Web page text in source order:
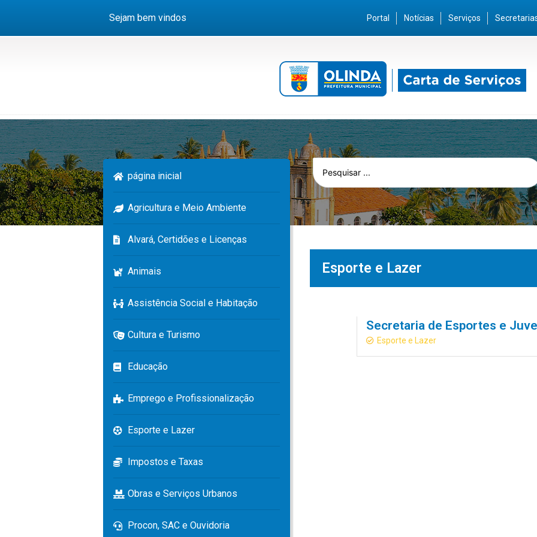
Sejam bem vindos Portal Notícias Serviços
página inicial
Agricultura e Meio Ambiente
Alvará, Certidões e Licenças
Animais
Assistência Social e Habitação
Cultura e Turismo
Educação
Emprego e Profissionalização
Esporte e Lazer
Impostos e Taxas
Obras e Serviços Urbanos
Procon, SAC e Ouvidoria
Esporte e Lazer
Secretaria de Esportes e
Esporte e Lazer